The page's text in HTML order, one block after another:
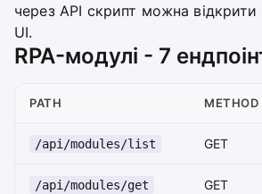
через API скрипт можна
UI.
RPA-модулі - 7
PATH METHOD
/api/modules/list GET
/api/modules/get GET